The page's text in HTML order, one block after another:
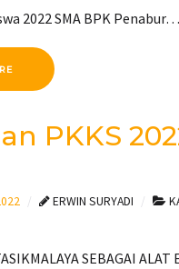
2022 SMA BPK Penabur…
PKKS
ERWIN SURYADI
SEBAGAI